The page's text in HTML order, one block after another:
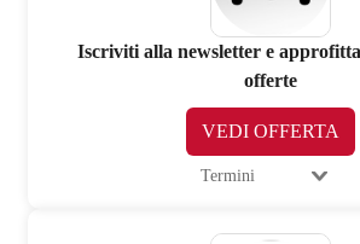
Iscriviti alla newsletter e
offerte
VEDI OFFERTA
Termini